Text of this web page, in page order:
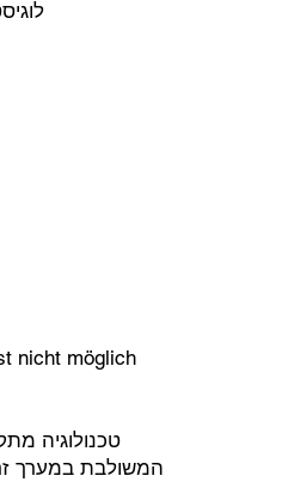
nicht möglich
טכנולוגיה
המשולבת במערך